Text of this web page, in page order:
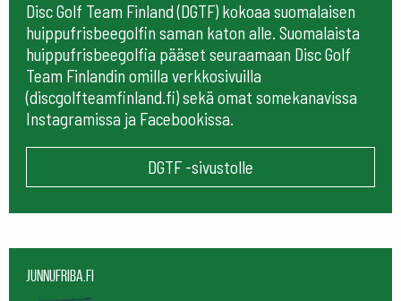
Disc Golf Team Finland (DGTF) kokoaa suomalaisen
huippufrisbeegolfin saman katon alle. Suomalaista
huippufrisbeegolfia pääset seuraamaan Disc Golf
Team Finlandin omilla verkkosivuilla
(discgolfteamfinland.fi) sekä omat somekanavissa
Instagramissa ja Facebookissa.
DGTF -sivustolle
Junnufriba.fi